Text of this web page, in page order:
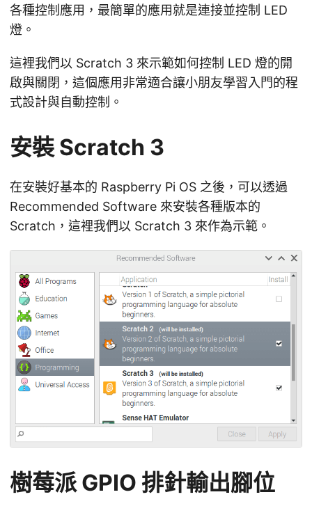
各種控制應用，最簡單的應用就是連接並控制 LED
燈。
這裡我們以 Scratch 3 來示範如何控制 LED 燈的開
啟與關閉，這個應用非常適合讓小朋友學習入門的程
式設計與自動控制。
安裝 Scratch 3
在安裝好基本的 Raspberry Pi OS 之後，可以透過
Recommended Software 來安裝各種版本的
Scratch，這裡我們以 Scratch 3 來作為示範。
樹莓派 GPIO 排針輸出腳位